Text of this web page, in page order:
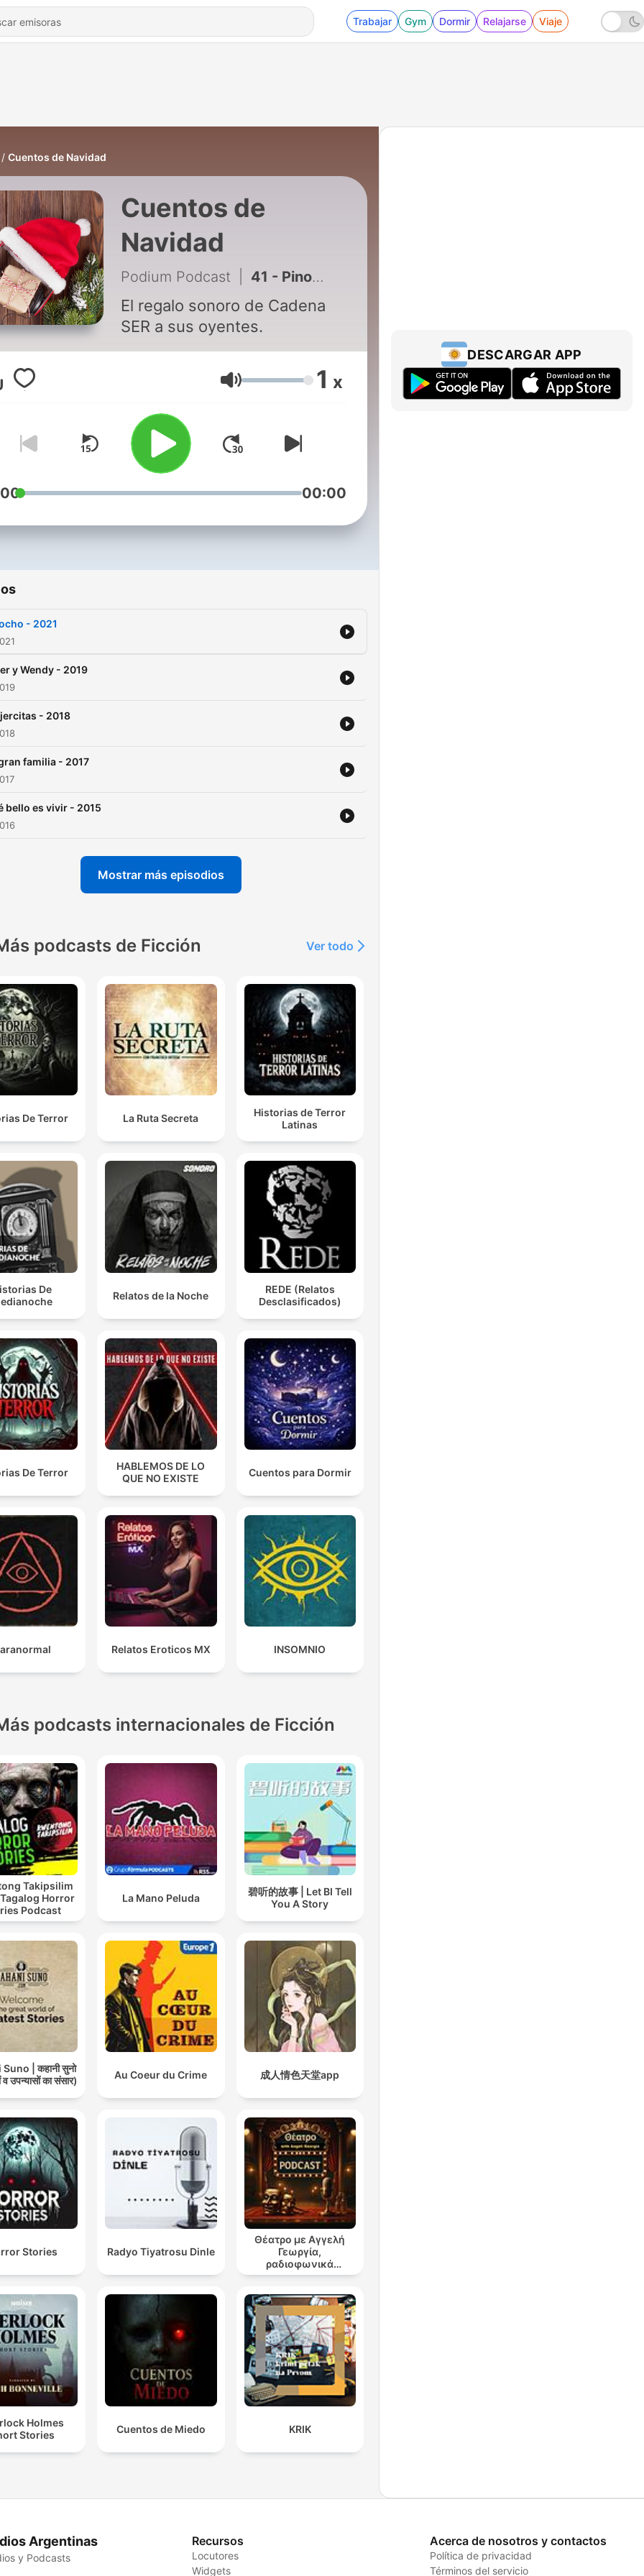
Trabajar Gym Dormir Relajarse Viaje
Cuentos de Navidad
Cuentos de
Navidad
Podium Podcast 41 - Pinocho - 2021
El regalo sonoro de Cadena
SER a sus oyentes.
Volumen 1 x
00:00
- 2021
y Wendy - 2019
- 2018
familia - 2017
bello es vivir - 2015
Mostrar más episodios
podcasts de Ficción Ver todo
De Terror La Ruta Secreta
Historias de Terror
Latinas
De
Relatos de la Noche
REDE (Relatos
Desclasificados)
De Terror
HABLEMOS DE LO
QUE NO EXISTE
Cuentos para Dormir
Relatos Eroticos MX INSOMNIO
podcasts internacionales de Ficción
Takipsilim
Horror
Podcast
La Mano Peluda
碧听的故事 | Let BI Tell
You A Story
| कहानी सुनो
व उपन्यासों का संसार)
Au Coeur du Crime 成人情色天堂app
Stories Radyo Tiyatrosu Dinle
Θέατρο με Αγγελή
Γεωργία,
ραδιοφωνικά
θεατρικά έργα
Holmes
Stories
Cuentos de Miedo KRIK
DESCARGAR APP
Argentinas
y Podcasts
Recursos
Locutores
Widgets
Acerca de nosotros y contactos
Política de privacidad
Términos del servicio